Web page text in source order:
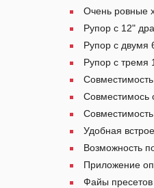
Очень ровные
Рупор с 12"
Рупор с двумя
Рупор с тремя
Совместимось
Удобная
Возможность
Приложение
Файы